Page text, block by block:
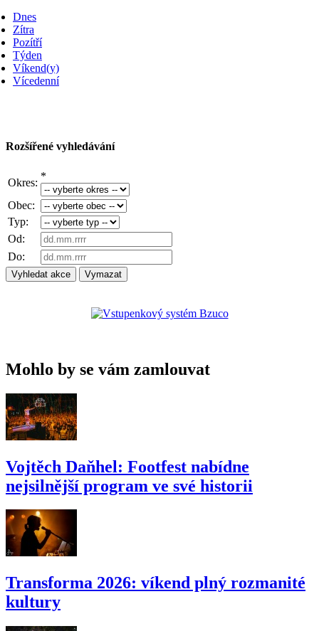
Dnes
Zítra
Pozítří
Týden
Víkend(y)
Vícedenní
Rozšířené vyhledávání
Okres:
*
Obec:
Typ:
Od:
Do:
Mohlo by se vám zamlouvat
Vojtěch Daňhel: Footfest nabídne
nejsilnější program ve své historii
Transforma 2026: víkend plný rozmanité
kultury